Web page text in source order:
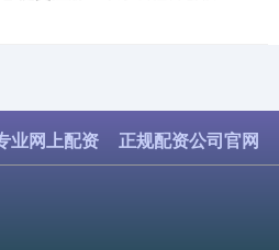
业网上配资 正规配资公司官网